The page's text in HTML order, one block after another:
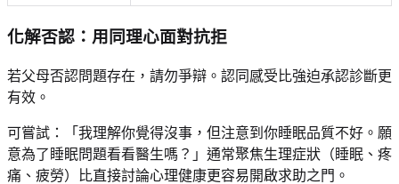
化解否認：用同理心面對抗拒
若父母否認問題存在，請勿爭辯。認同感受比強迫承認診斷更
有效。
可嘗試：「我理解你覺得沒事，但注意到你睡眠品質不好。願
意為了睡眠問題看看醫生嗎？」通常聚焦生理症狀（睡眠、疼
痛、疲勞）比直接討論心理健康更容易開啟求助之門。